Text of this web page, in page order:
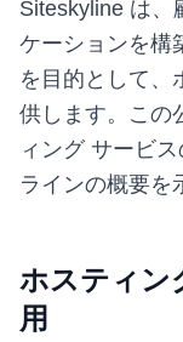
Siteskyline は、
ケーションを構
を目的として、
供します。この
ィング サービ
ラインの概要を
ホスティン
用